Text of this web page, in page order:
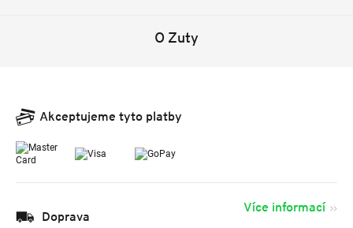
O Zuty
Akceptujeme tyto platby
Doprava
Více informací